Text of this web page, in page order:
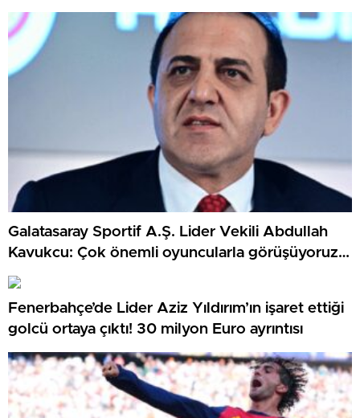
Galatasaray Sportif A.Ş. Lider Vekili Abdullah
Kavukcu: Çok önemli oyuncularla görüşüyoruz,
para harcayacağız
Fenerbahçe’de Lider Aziz Yıldırım’ın işaret ettiği
golcü ortaya çıktı! 30 milyon Euro ayrıntısı